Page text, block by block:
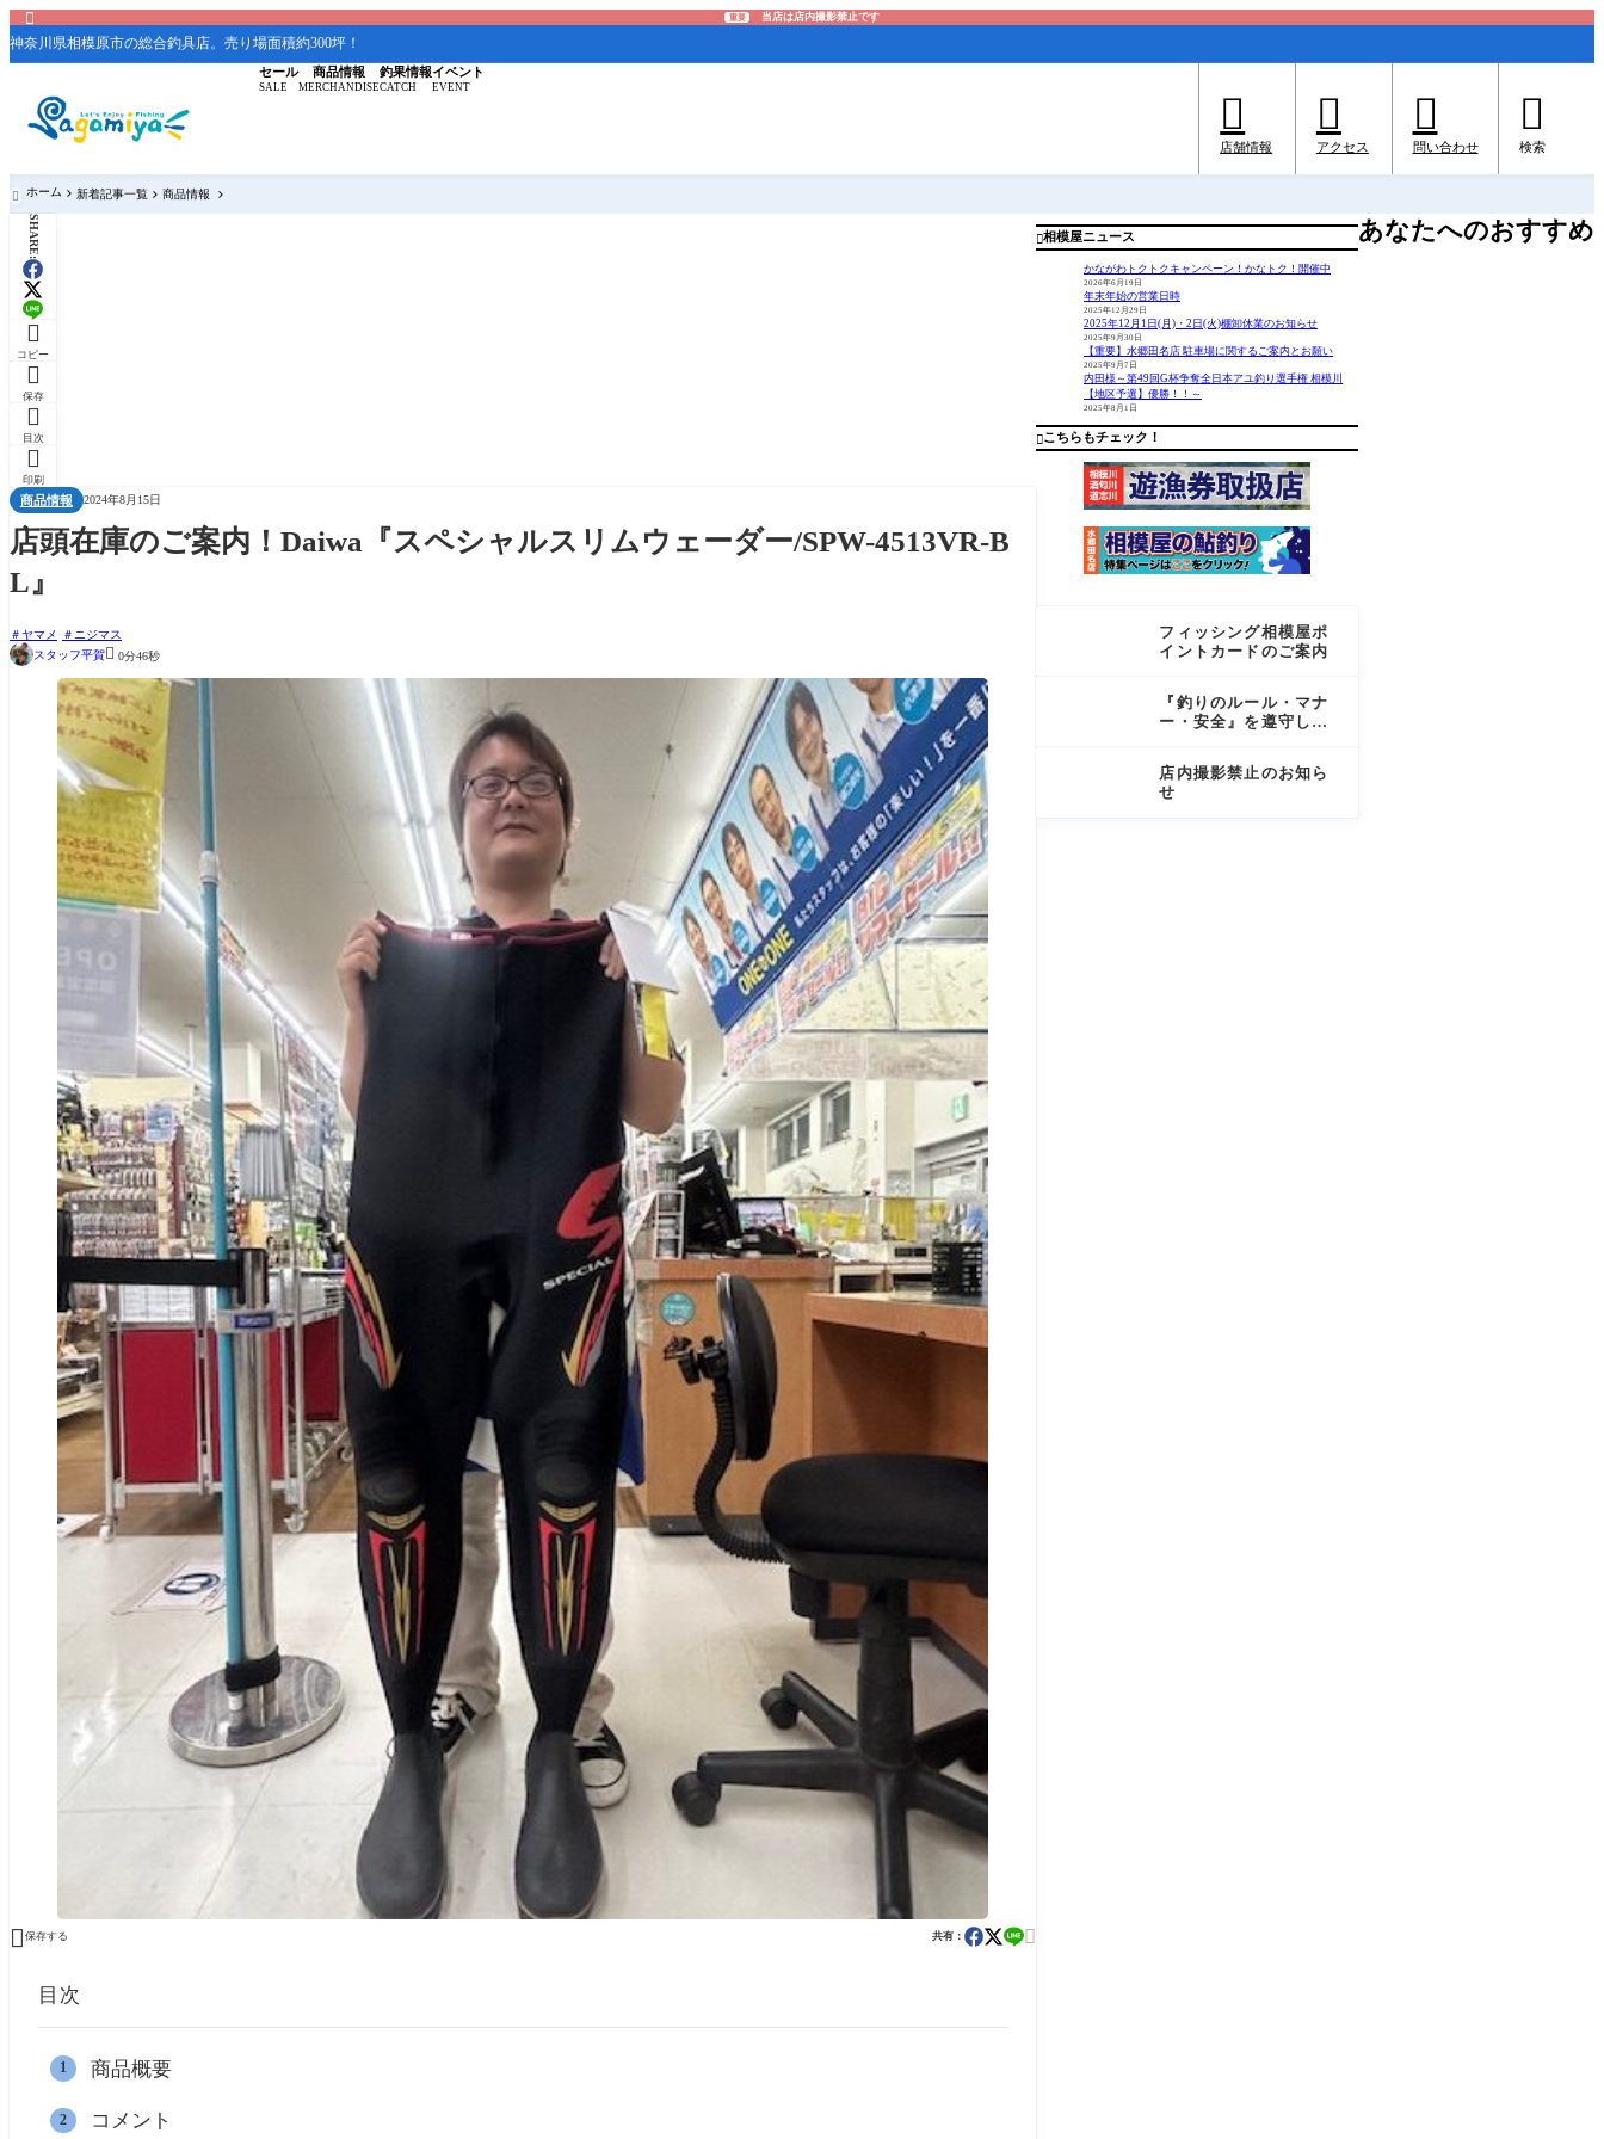
 重要 当店は店内撮影禁止です
神奈川県相模原市の総合釣具店。売り場面積約300坪！
セール
SALE
商品情報
MERCHANDISE
釣果情報
CATCH
イベント
EVENT

店舗情報

アクセス

問い合わせ

検索
 ホーム 新着記事一覧 商品情報
SHARE:

コピー

保存

目次

印刷
商品情報 2024年8月15日
店頭在庫のご案内！Daiwa『スペシャルスリムウェーダー/SPW-4513VR-B
L』
ヤマメ
ニジマス
スタッフ平賀 0分46秒
 保存する 共有： 
目次
商品概要
コメント
相模屋ニュース
かながわトクトクキャンペーン！かなトク！開催中
2026年6月19日
年末年始の営業日時
2025年12月29日
2025年12月1日(月)・2日(火)棚卸休業のお知らせ
2025年9月30日
【重要】水郷田名店 駐車場に関するご案内とお願い
2025年9月7日
内田様～第49回G杯争奪全日本アユ釣り選手権 相模川
【地区予選】優勝！！～
2025年8月1日
こちらもチェック！
フィッシング相模屋ポ
イントカードのご案内
『釣りのルール・マナ
ー・安全』を遵守しま
店内撮影禁止のお知ら
せ
あなたへのおすすめ